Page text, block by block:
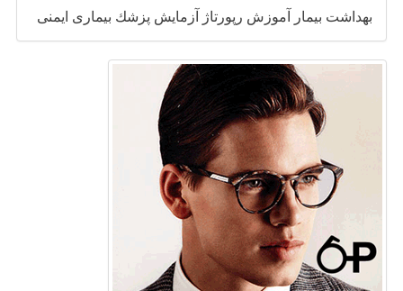
بهداشت بیمار آموزش رپورتاژ آزمایش پزشك بیماری ایمنی